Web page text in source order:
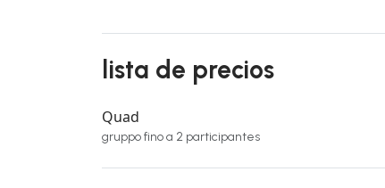
lista de precios
Quad
gruppo fino a 2 participantes